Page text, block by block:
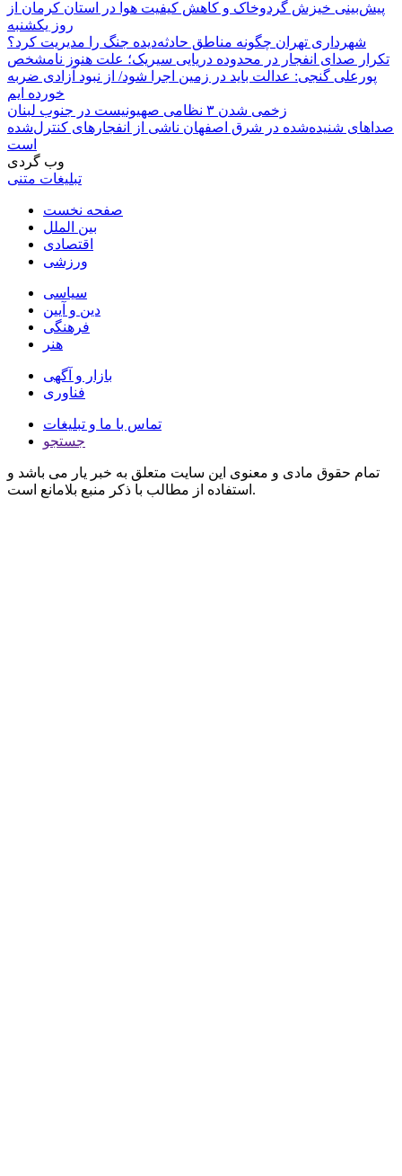
پیش‌بینی خیزش گردوخاک و کاهش کیفیت هوا در استان کرمان از
روز یکشنبه
شهرداری تهران چگونه مناطق حادثه‌دیده جنگ را مدیریت کرد؟
تکرار صدای انفجار در محدوده دریایی سیریک؛ علت هنوز نامشخص
پورعلی گنجی: عدالت باید در زمین اجرا شود/ از نبود آزادی ضربه
خورده ایم
زخمی شدن ۳ نظامی صهیونیست در جنوب لبنان
صداهای شنیده‌شده در شرق اصفهان ناشی از انفجارهای کنترل‌شده
است
وب گردی
تبلیغات متنی
صفحه نخست
بین الملل
اقتصادی
ورزشی
سیاسی
دین و آیین
فرهنگی
هنر
بازار و آگهی
فناوری
تماس با ما و تبلیغات
جستجو
تمام حقوق مادی و معنوی این سایت متعلق به خبر یار می باشد و
استفاده از مطالب با ذکر منبع بلامانع است.